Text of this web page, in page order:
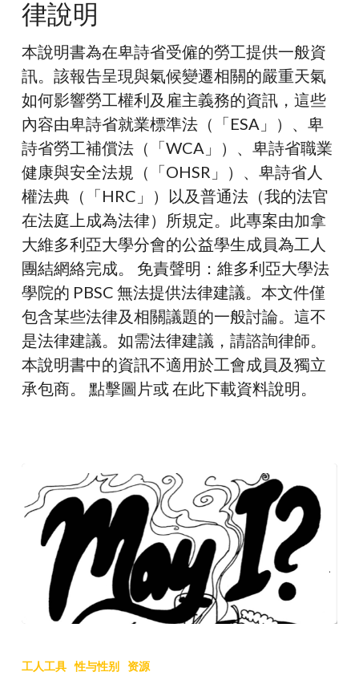
與
不
穩
定
就
業：
法
律
說
明
律說明
本說明書為在卑詩省受僱的勞工提供一般資
訊。該報告呈現與氣候變遷相關的嚴重天氣
如何影響勞工權利及雇主義務的資訊，這些
內容由卑詩省就業標準法（「ESA」）、卑
詩省勞工補償法（「WCA」）、卑詩省職業
健康與安全法規（「OHSR」）、卑詩省人
權法典（「HRC」）以及普通法（我的法官
在法庭上成為法律）所規定。此專案由加拿
大維多利亞大學分會的公益學生成員為工人
團結網絡完成。 免責聲明：維多利亞大學法
學院的 PBSC 無法提供法律建議。本文件僅
包含某些法律及相關議題的一般討論。這不
是法律建議。如需法律建議，請諮詢律師。
本說明書中的資訊不適用於工會成員及獨立
承包商。 點擊圖片或 在此下載資料說明。
可
工人工具 性与性别 资源